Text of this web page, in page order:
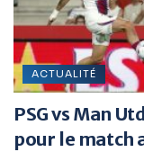
ACTUALITÉ
PSG vs Man
pour le match